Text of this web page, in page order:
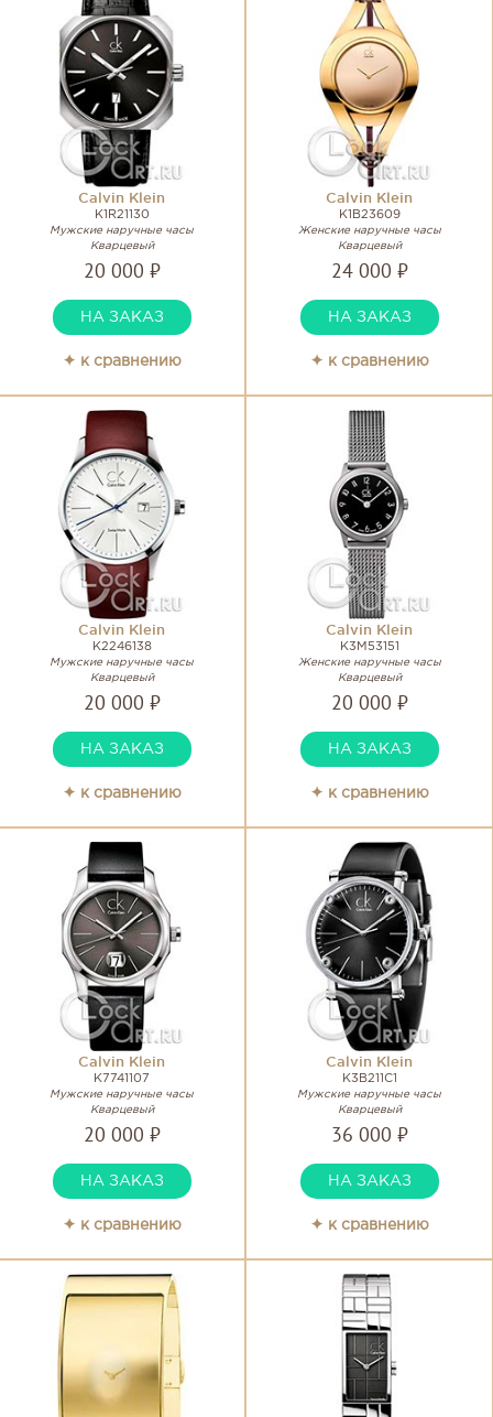
Calvin Klein
K1R21130
Мужские наручные часы
Кварцевый
20 000 ₽
НА ЗАКАЗ
✦ к сравнению
Calvin Klein
K1B23609
Женские наручные часы
Кварцевый
24 000 ₽
НА ЗАКАЗ
✦ к сравнению
Calvin Klein
K2246138
Мужские наручные часы
Кварцевый
20 000 ₽
НА ЗАКАЗ
✦ к сравнению
Calvin Klein
K3M53151
Женские наручные часы
Кварцевый
20 000 ₽
НА ЗАКАЗ
✦ к сравнению
Calvin Klein
K7741107
Мужские наручные часы
Кварцевый
20 000 ₽
НА ЗАКАЗ
✦ к сравнению
Calvin Klein
K3B211C1
Мужские наручные часы
Кварцевый
36 000 ₽
НА ЗАКАЗ
✦ к сравнению